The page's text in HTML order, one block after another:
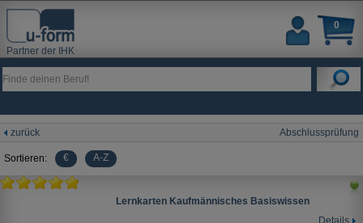
Partner der IHK
0
zurück Abschlussprüfung
Sortieren: € A-Z
Lernkarten Kaufmännisches Basiswissen
Details